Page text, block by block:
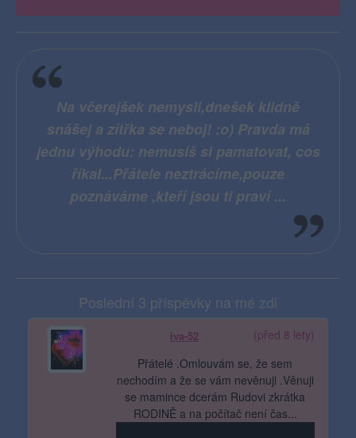
Na včerejšek nemysli,dnešek klidně
snášej a zítřka se neboj! :o) Pravda má
jednu výhodu: nemusíš si pamatovat, cos
říkal...Přátele neztrácíme,pouze
poznáváme ,kteří jsou ti praví ...
Poslední 3 příspěvky na mé zdi
iva-52
(před 8 lety)
Přátelé .Omlouvám se, že sem
nechodím a že se vám nevěnuji .Věnuji
se mamince dcerám Rudovi zkrátka
RODINĚ a na počítač není čas...